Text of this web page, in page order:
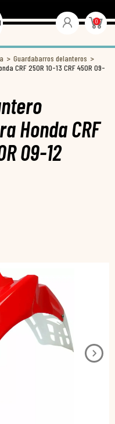
0
Guardabarros delanteros
CRF 250R 10-13 CRF 450R 09-
Honda CRF
09-12